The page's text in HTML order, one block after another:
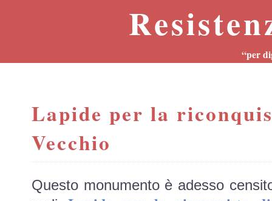
“per
Lapide per la
Vecchio
Questo monumento è adesso